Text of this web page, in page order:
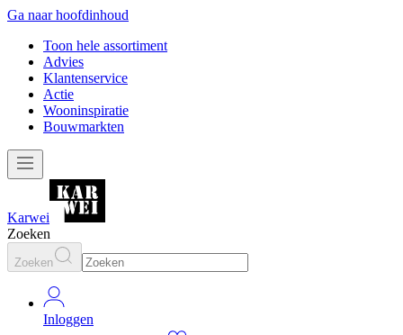
Ga naar hoofdinhoud
Toon hele assortiment
Advies
Klantenservice
Actie
Wooninspiratie
Bouwmarkten
Karwei
Zoeken
Zoeken
Inloggen